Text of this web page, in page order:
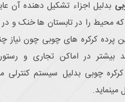
بدلیل اجزاء تشکیل دهنده آن
محیط را در تابستان ها خنک و در
پرده کرکره های چوبی چون نیاز
بیشتر در اماکن تجاری و
چوبی بدلیل سیستم کنترلی
مینماید.